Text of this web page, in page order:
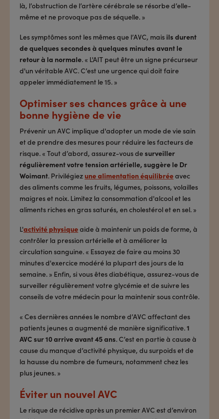
là, l’obstruction de l’artère cérébrale se résorbe d’elle-
même et ne provoque pas de séquelle. »
Les symptômes sont les mêmes que l’AVC, mais ils durent
de quelques secondes à quelques minutes avant le
retour à la normale. « L'AIT peut être un signe précurseur
d'un véritable AVC. C’est une urgence qui doit faire
appeler immédiatement le 15. »
Optimiser ses chances grâce à une
bonne hygiène de vie
Prévenir un AVC implique d'adopter un mode de vie sain
et de prendre des mesures pour réduire les facteurs de
risque. « Tout d’abord, assurez-vous desurveiller
régulièrement votre tension artérielle, suggère le Dr
Woimant. Privilégiezune alimentation équilibréeavec
des aliments comme les fruits, légumes, poissons, volailles
maigres et noix. Limitez la consommation d'alcool et les
aliments riches en gras saturés, en cholestérol et en sel. »
L'activité physiqueaide à maintenir un poids de forme, à
contrôler la pression artérielle et à améliorer la
circulation sanguine. « Essayez de faire au moins 30
minutes d'exercice modéré la plupart des jours de la
semaine. » Enfin, si vous êtes diabétique, assurez-vous de
surveiller régulièrement votre glycémie et de suivre les
conseils de votre médecin pour la maintenir sous contrôle.
« Ces dernières années le nombre d’AVC affectant des
patients jeunes a augmenté de manière significative.1
AVC sur 10 arrive avant 45 ans. C’est en partie à cause à
cause du manque d’activité physique, du surpoids et de
la hausse du nombre de fumeurs, notamment chez les
plus jeunes. »
Éviter un nouvel AVC
Le risque de récidive après un premier AVC est d’environ